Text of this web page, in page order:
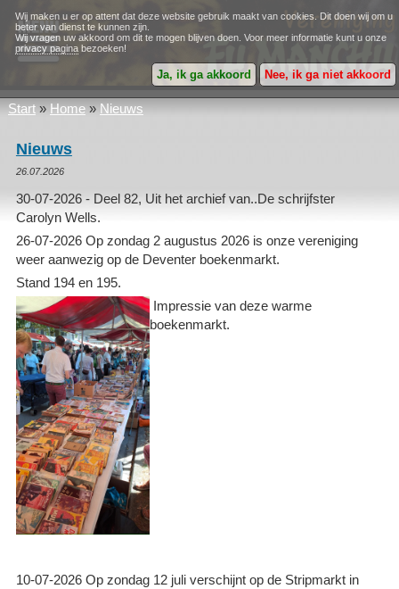
Wij maken u er op attent dat deze website gebruik maakt van cookies. Dit doen wij om u
beter van dienst te kunnen zijn.
Wij vragen uw akkoord om dit te mogen blijven doen. Voor meer informatie kunt u onze
privacy pagina bezoeken!
Ja, ik ga akkoord Nee, ik ga niet akkoord
Start» Home» Nieuws
Nieuws
26.07.2026
30-07-2026 - Deel 82, Uit het archief van..De schrijfster
Carolyn Wells.
26-07-2026 Op zondag 2 augustus 2026 is onze vereniging
weer aanwezig op de Deventer boekenmarkt.
Stand 194 en 195.
Impressie van deze warme
boekenmarkt.
10-07-2026 Op zondag 12 juli verschijnt op de Stripmarkt in